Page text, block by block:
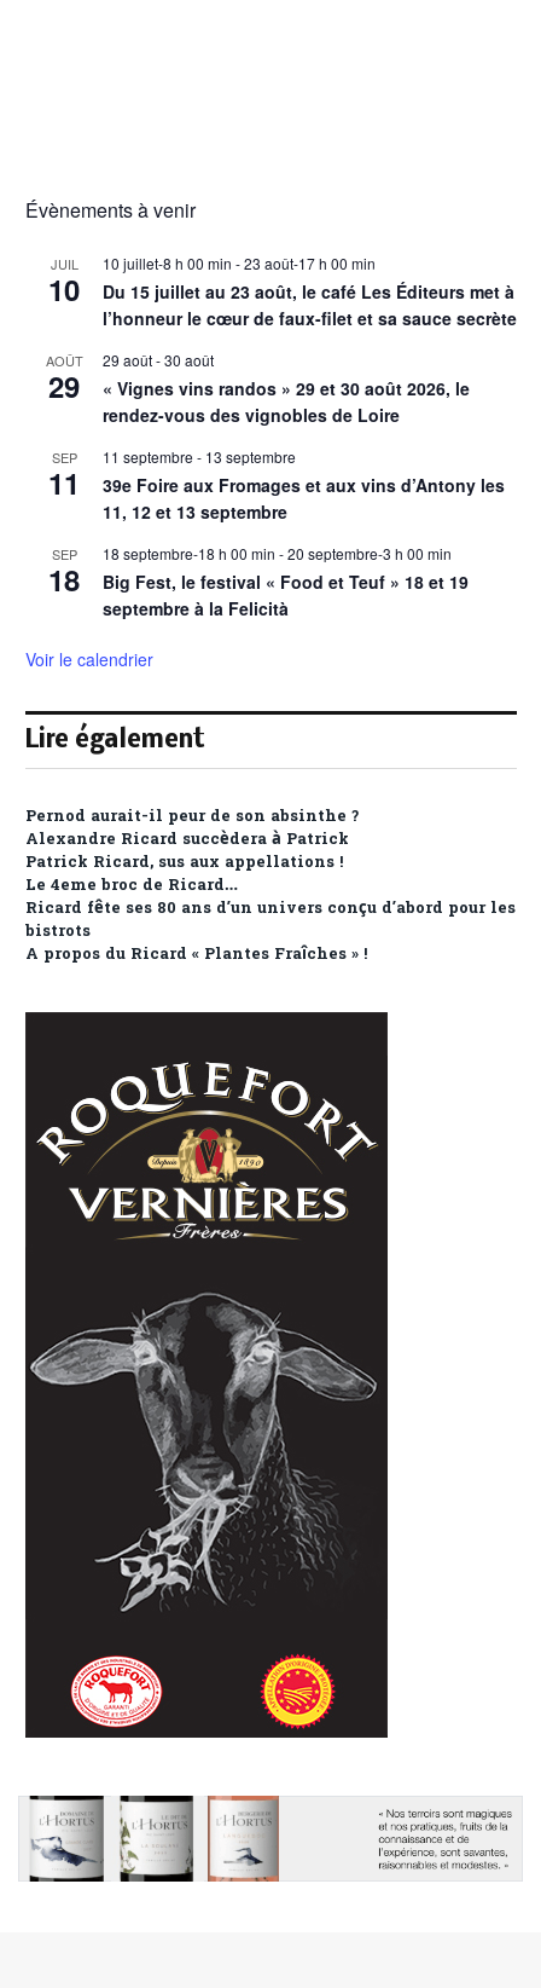
Évènements à venir
JUIL
10
10 juillet-8 h 00 min -23 août-17 h 00 min
Du 15 juillet au 23 août, le café Les Éditeurs met à
l’honneur le cœur de faux-filet et sa sauce secrète
AOÛT
29
29 août-30 août
« Vignes vins randos » 29 et 30 août 2026, le
rendez-vous des vignobles de Loire
SEP
11
11 septembre - 13 septembre
39e Foire aux Fromages et aux vins d’Antony les
11, 12 et 13 septembre
SEP
18
18 septembre-18 h 00 min -20 septembre-3 h 00 min
Big Fest, le festival « Food et Teuf » 18 et 19
septembre à la Felicità
Voir le calendrier
Lire également
Pernod aurait-il peur de son absinthe ?
Alexandre Ricard succèdera à Patrick
Patrick Ricard, sus aux appellations !
Le 4eme broc de Ricard…
Ricard fête ses 80 ans d’un univers conçu d’abord pour les
bistrots
A propos du Ricard « Plantes Fraîches » !